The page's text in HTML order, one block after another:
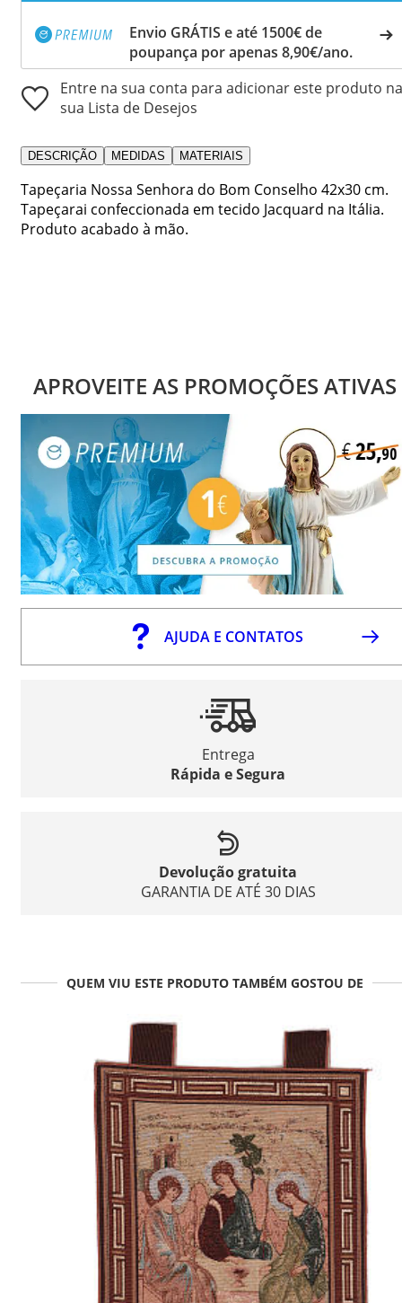
Envio GRÁTIS e até 1500€ de
poupança por apenas 8,90€/ano.
Entre na sua conta para adicionar este produto na
sua Lista de Desejos
DESCRIÇÃO MEDIDAS MATERIAIS
Tapeçaria Nossa Senhora do Bom Conselho 42x30 cm.
Tapeçarai confeccionada em tecido Jacquard na Itália.
Produto acabado à mão.
APROVEITE AS PROMOÇÕES ATIVAS
AJUDA E CONTATOS
Entrega
Rápida e Segura
Devolução gratuita
GARANTIA DE ATÉ 30 DIAS
QUEM VIU ESTE PRODUTO TAMBÉM GOSTOU DE